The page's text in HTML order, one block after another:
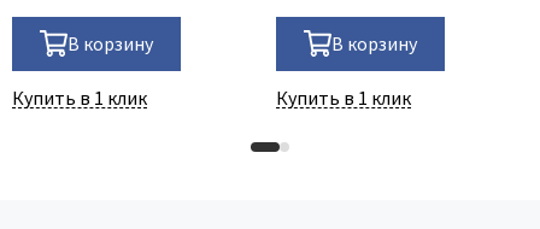
В корзину
Купить в 1 клик
В корзину
Купить в 1 клик